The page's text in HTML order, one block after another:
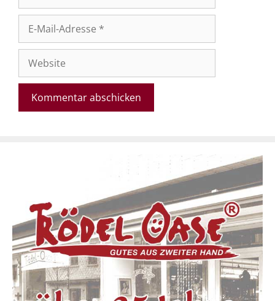
Mail-
Adresse
Website